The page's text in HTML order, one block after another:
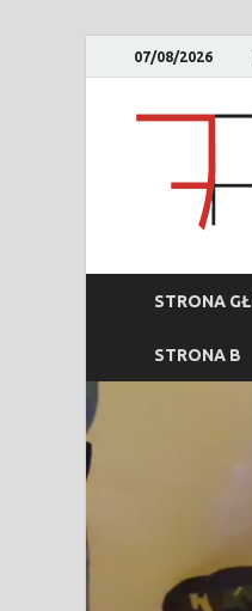
07/08/2026
STRONA
STRONA B